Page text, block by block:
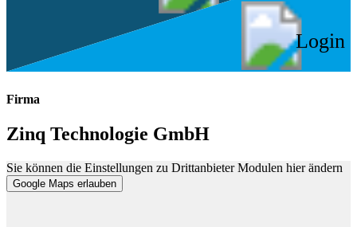
Login
Firma
Zinq Technologie GmbH
Sie können die Einstellungen zu Drittanbieter Modulen hier ändern
Google Maps erlauben